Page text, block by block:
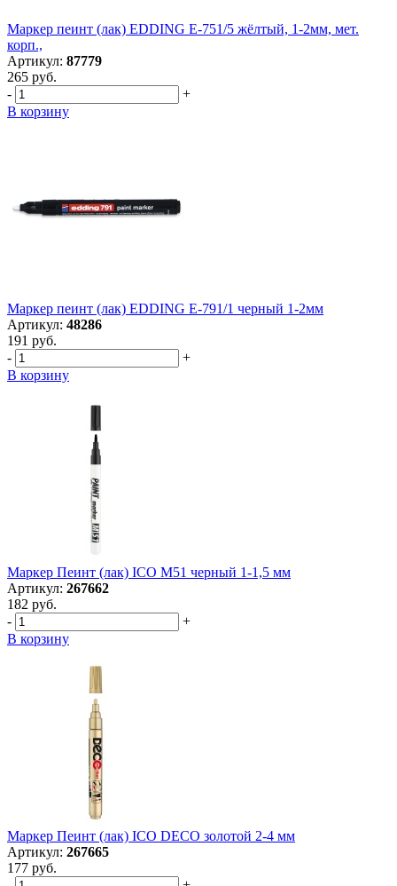
Маркер пеинт (лак) EDDING E-751/5 жёлтый, 1-2мм, мет.
корп.,
Артикул: 87779
265 руб.
-
+
В корзину
Маркер пеинт (лак) EDDING E-791/1 черный 1-2мм
Артикул: 48286
191 руб.
-
+
В корзину
Маркер Пеинт (лак) ICO M51 черный 1-1,5 мм
Артикул: 267662
182 руб.
-
+
В корзину
Маркер Пеинт (лак) ICO DECO золотой 2-4 мм
Артикул: 267665
177 руб.